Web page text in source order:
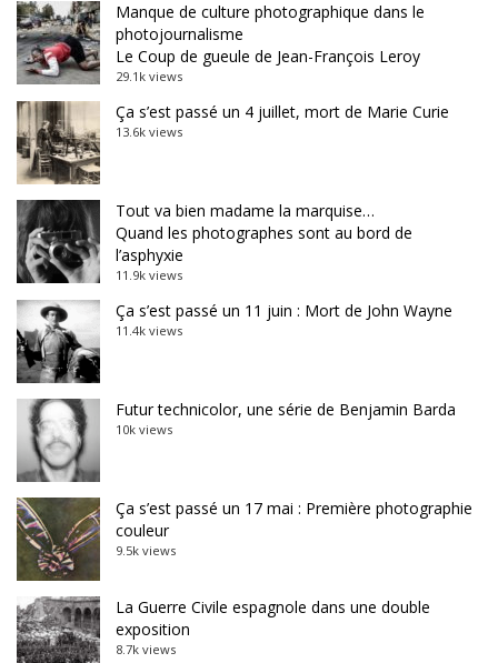
Manque de culture photographique dans le
photojournalisme
Le Coup de gueule de Jean-François Leroy
29.1k views
Ça s’est passé un 4 juillet, mort de Marie Curie
13.6k views
Tout va bien madame la marquise…
Quand les photographes sont au bord de
l’asphyxie
11.9k views
Ça s’est passé un 11 juin : Mort de John Wayne
11.4k views
Futur technicolor, une série de Benjamin Barda
10k views
Ça s’est passé un 17 mai : Première photographie
couleur
9.5k views
La Guerre Civile espagnole dans une double
exposition
8.7k views